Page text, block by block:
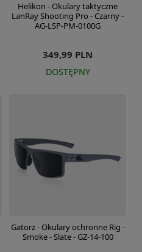
Helikon - Okulary taktyczne
LanRay Shooting Pro - Czarny -
AG-LSP-PM-0100G
349,99 PLN
DOSTĘPNY
Gatorz - Okulary ochronne Rig -
Smoke - Slate - GZ-14-100